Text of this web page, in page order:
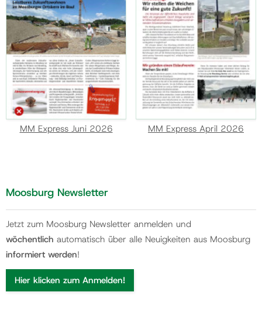
MM Express Juni 2026 MM Express April 2026
Moosburg Newsletter
Jetzt zum Moosburg Newsletter anmelden und
wöchentlich automatisch über alle Neuigkeiten aus Moosburg
informiert werden!
Hier klicken zum Anmelden!